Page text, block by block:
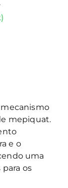
mepiquat.
e o
uma
os